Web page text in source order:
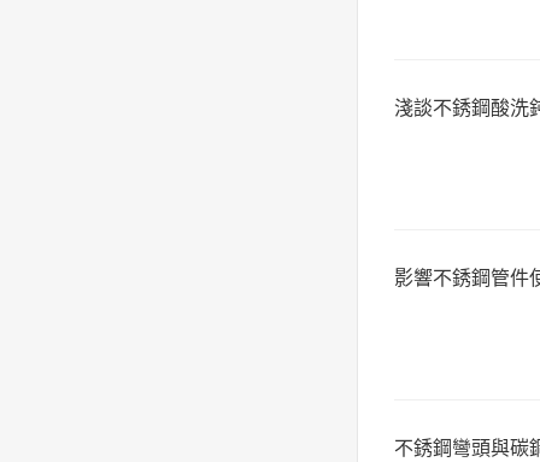
淺談不銹鋼酸洗
影響不銹鋼管件
不銹鋼彎頭與碳